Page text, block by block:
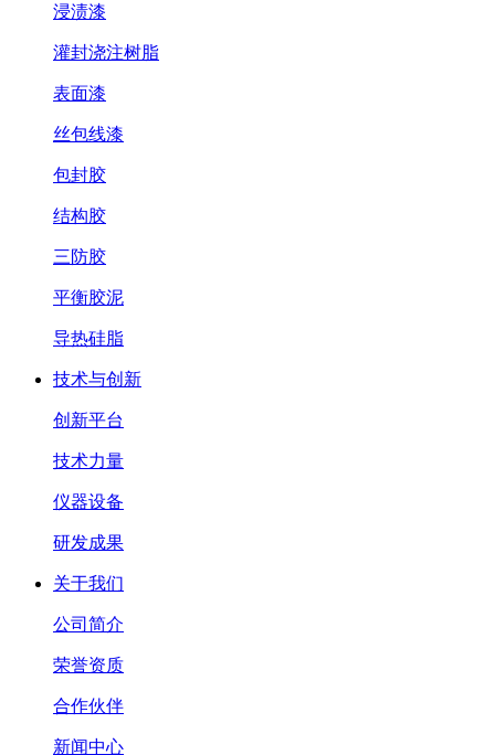
浸渍漆
灌封浇注树脂
表面漆
丝包线漆
包封胶
结构胶
三防胶
平衡胶泥
导热硅脂
技术与创新
创新平台
技术力量
仪器设备
研发成果
关于我们
公司简介
荣誉资质
合作伙伴
新闻中心